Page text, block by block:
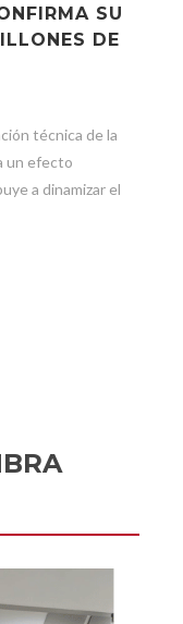
SU
DE
técnica de la
un efecto
a dinamizar el